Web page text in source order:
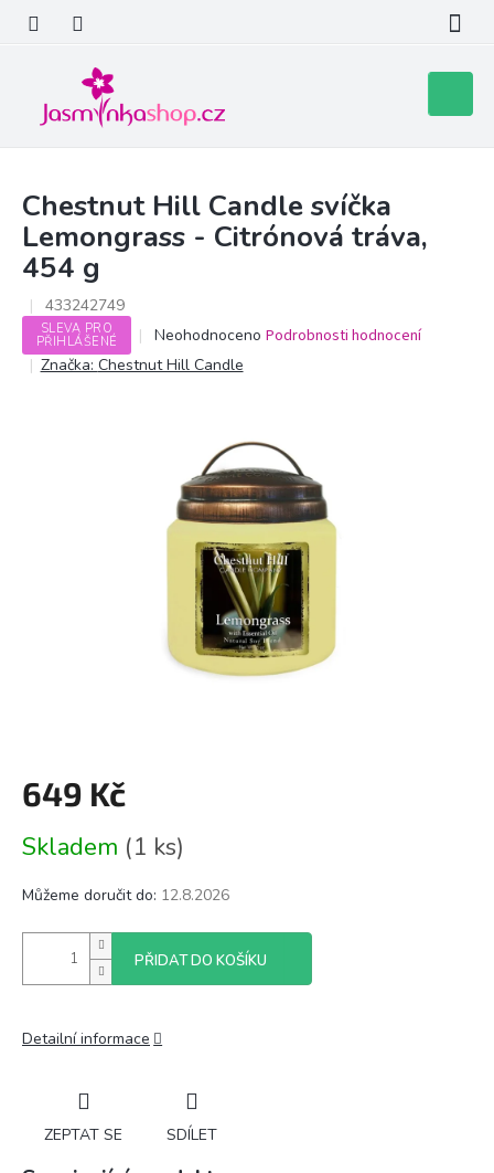
obsah
košík
Chestnut Hill Candle svíčka
Lemongrass - Citrónová tráva,
454 g
433242749
SLEVA PRO
PŘIHLÁŠENÉ
Průměrné
hodnocení
produktu
hvězdiček.
Neohodnoceno Podrobnosti hodnocení
Značka: Chestnut Hill Candle
649 Kč
cena:
Skladem (1 ks)
Můžeme doručit do: 12.8.2026
PŘIDAT DO KOŠÍKU
Detailní informace
ZEPTAT SE SDÍLET